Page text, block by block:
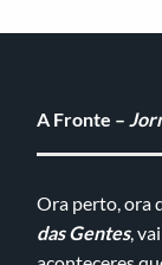
A Fronte –
Ora perto, ora
das Gentes,